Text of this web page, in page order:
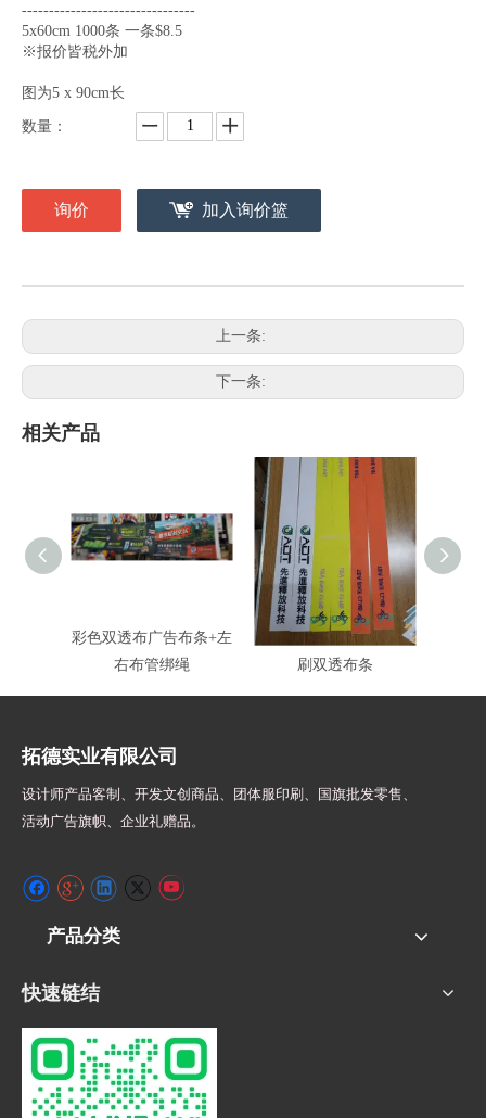
--------------------------------
5x60cm 1000条 一条$8.5
※报价皆税外加
图为5 x 90cm长
数量：
询价 加入询价篮
上一条:
下一条:
相关产品
彩色双透布广告布条+左
右布管绑绳
TR2511- 5x60cm全彩印
刷双透布条
拓德实业有限公司
设计师产品客制、开发文创商品、团体服印刷、 国旗批发零售、
活动广告旗帜、 企业礼赠品。
产品分类
快速链结